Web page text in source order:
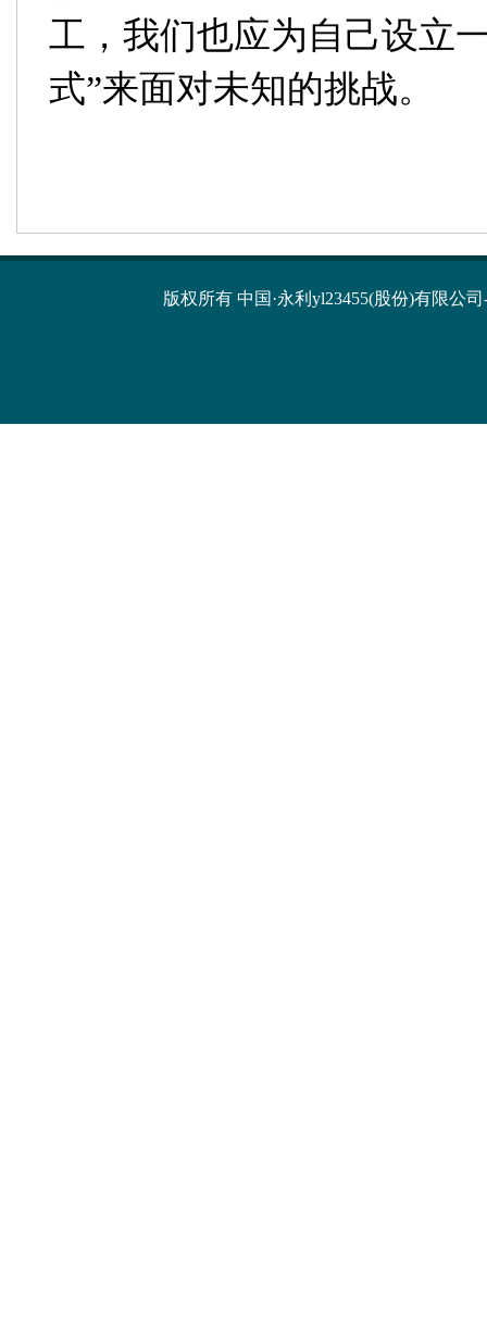
工，我们也应为自己设立
式”来面对未知的挑战。
版权所有 中国·永利yl23455(股份)有限公